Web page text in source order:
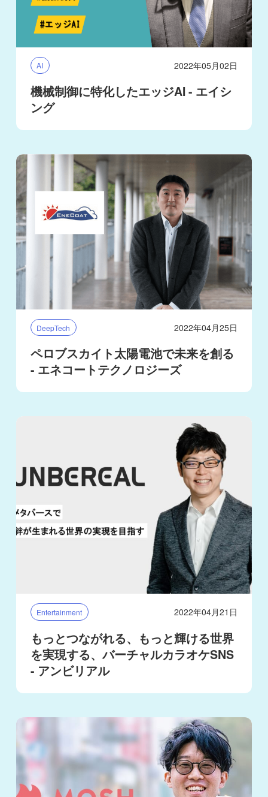
AI 2022年05月02日
機械制御に特化したエッジAI - エイシ
ング
DeepTech 2022年04月25日
ペロブスカイト太陽電池で未来を創る
- エネコートテクノロジーズ
Entertainment 2022年04月21日
もっとつながれる、もっと輝ける世界
を実現する、バーチャルカラオケSNS
- アンビリアル